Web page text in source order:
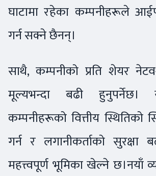
घाटामा रहेका कम्पनीहरूले
गर्न सक्ने छैनन्।
साथै, कम्पनीको प्रति शेयर
मूल्यभन्दा बढी हुनुपर्नेछ।
कम्पनीहरूको वित्तीय स्थितिको
गर्न र लगानीकर्ताको सुरक्षा
महत्त्वपूर्ण भूमिका खेल्ने छ।नयाँ